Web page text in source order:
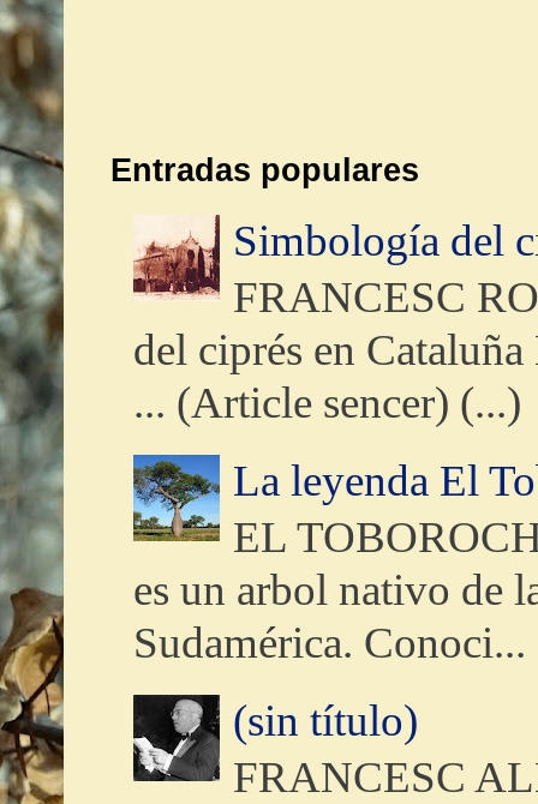
Entradas populares
Simbología del
FRANCESC
del ciprés en
... (Article sencer)
La leyenda El
EL
es un arbol nativo de
Sudamérica. Conoci...
(sin título)
FRANCESC